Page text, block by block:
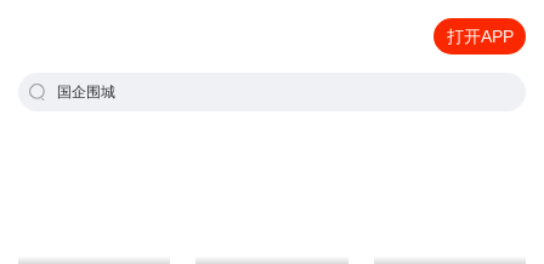
打开APP
国企围城